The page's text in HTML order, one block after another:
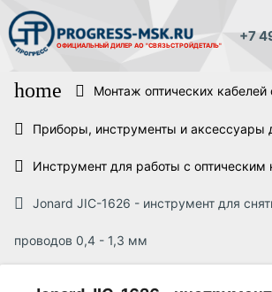
ОФИЦИАЛЬНЫЙ ДИЛЕР АО "СВЯЗЬСТРОЙДЕТАЛЬ"
+7
home Монтаж оптических кабелей
Приборы, инструменты и
Инструмент для работы с оптическим
Jonard JIC-1626 - инструмент для
проводов 0,4 - 1,3 мм